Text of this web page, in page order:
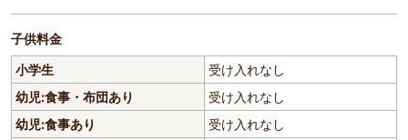
子供料金
小学生
受け入れなし
幼児:食事・布団あり
受け入れなし
幼児:食事あり
受け入れなし